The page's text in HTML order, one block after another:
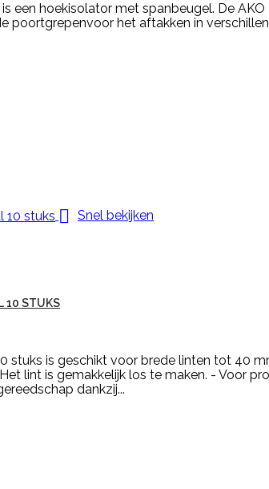
een hoekisolator met spanbeugel. De
poortgrepenvoor het aftakken in
 Snel bekijken
10 STUKS
stuks is geschikt voor brede linten tot 40
lint is gemakkelijk los te maken. - Voor
dankzij...